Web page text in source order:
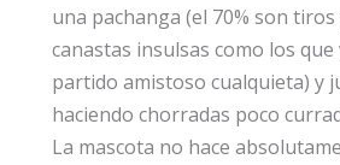
una pachanga (el 70% son
canastas insulsas como los que
partido amistoso cualquieta) y
haciendo chorradas poco
La mascota no hace